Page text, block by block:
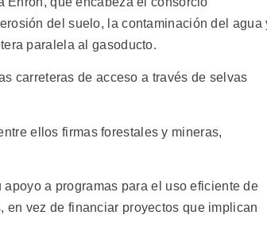
del suelo, la contaminación del agua
paralela al gasoducto.
carreteras de acceso a través de selvas
ellos firmas forestales y mineras,
a programas para el uso eficiente de
vez de financiar proyectos que implican